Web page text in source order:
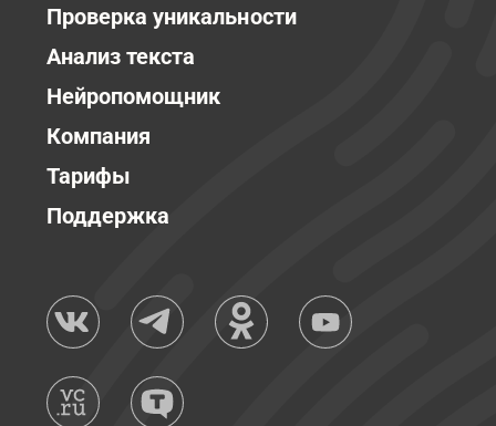
Проверка уникальности
Анализ текста
Нейропомощник
Компания
Тарифы
Поддержка